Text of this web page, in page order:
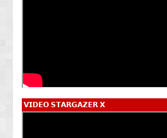
𝗩𝗜𝗗𝗘𝗢 𝗦𝗧𝗔𝗥𝗚𝗔𝗭𝗘𝗥 𝗫